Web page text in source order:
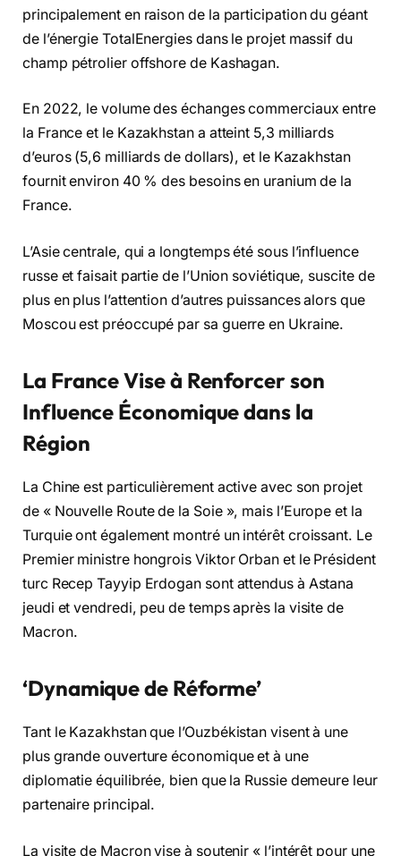
principalement en raison de la participation du géant
de l’énergie TotalEnergies dans le projet massif du
champ pétrolier offshore de Kashagan.
En 2022, le volume des échanges commerciaux entre
la France et le Kazakhstan a atteint 5,3 milliards
d’euros (5,6 milliards de dollars), et le Kazakhstan
fournit environ 40 % des besoins en uranium de la
France.
L’Asie centrale, qui a longtemps été sous l’influence
russe et faisait partie de l’Union soviétique, suscite de
plus en plus l’attention d’autres puissances alors que
Moscou est préoccupé par sa guerre en Ukraine.
La France Vise à Renforcer son
Influence Économique dans la
Région
La Chine est particulièrement active avec son projet
de « Nouvelle Route de la Soie », mais l’Europe et la
Turquie ont également montré un intérêt croissant. Le
Premier ministre hongrois Viktor Orban et le Président
turc Recep Tayyip Erdogan sont attendus à Astana
jeudi et vendredi, peu de temps après la visite de
Macron.
‘Dynamique de Réforme’
Tant le Kazakhstan que l’Ouzbékistan visent à une
plus grande ouverture économique et à une
diplomatie équilibrée, bien que la Russie demeure leur
partenaire principal.
La visite de Macron vise à soutenir « l’intérêt pour une